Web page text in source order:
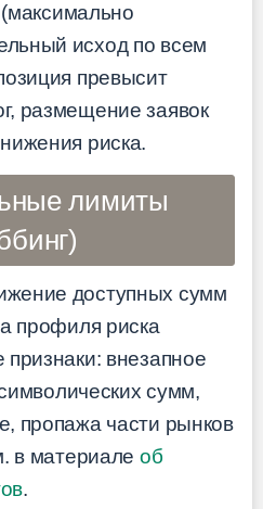
исход по всем
превысит
размещение заявок
риска.
лимиты
доступных сумм
профиля риска
признаки: внезапное
сумм,
пропажа части рынков
в материале об
.